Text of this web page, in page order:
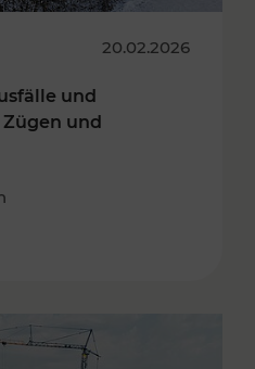
20.02.2026
und
und